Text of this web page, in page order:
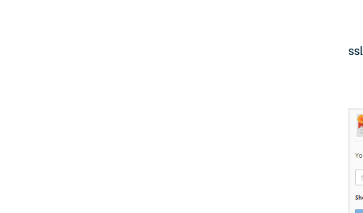
پس از دقایقی گواهی ssl فوق بر روی دامنه فوق نصب می شود و قفل سبز رنگی در کنار نام دامنه فوق و همچنین تاریخ انقضای گواهی ssl